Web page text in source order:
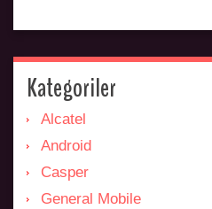
Kategoriler
Alcatel
Android
Casper
General Mobile